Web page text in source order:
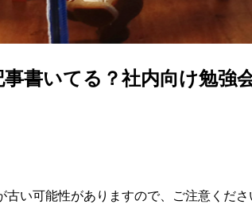
書いてる？社内向け勉強
い可能性がありますので、ご注意くださ